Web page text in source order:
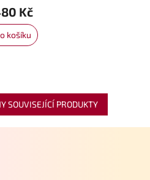
Kč
košíku
SOUVISEJÍCÍ PRODUKTY